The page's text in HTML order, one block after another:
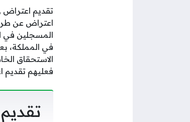
تقديم اعتراض
اعتراض عن
المسجلين في
في المملكة،
الاستحقاق
فعليهم